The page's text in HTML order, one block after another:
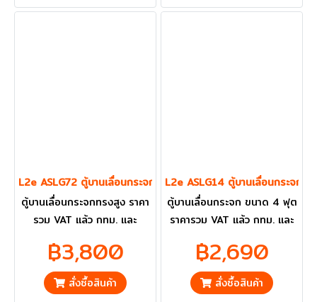
L2e ASLG72 ตู้บานเลื่อนกระจกทรงสูง
ตู้บานเลื่อนกระจกทรงสูง ราคา
รวม VAT แล้ว กทม. และ
฿3,800
สั่งซื้อสินค้า
L2e ASLG14 ตู้บานเลื่อนกระจก
ตู้บานเลื่อนกระจก ขนาด 4 ฟุต
ราคารวม VAT แล้ว กทม. และ
฿2,690
สั่งซื้อสินค้า